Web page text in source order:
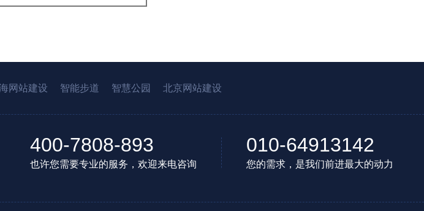
海网站建设 智能步道 智慧公园 北京网站建设
400-7808-893
也许您需要专业的服务，欢迎来电咨询
010-64913142
您的需求，是我们前进最大的动力